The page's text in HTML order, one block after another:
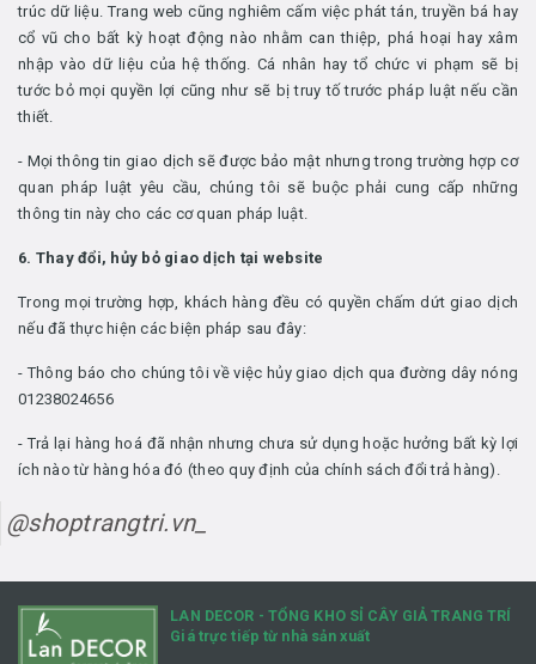
trúc dữ liệu. Trang web cũng nghiêm cấm việc phát tán, truyền bá hay
cổ vũ cho bất kỳ hoạt động nào nhằm can thiệp, phá hoại hay xâm
nhập vào dữ liệu của hệ thống. Cá nhân hay tổ chức vi phạm sẽ bị
tước bỏ mọi quyền lợi cũng như sẽ bị truy tố trước pháp luật nếu cần
thiết.
- Mọi thông tin giao dịch sẽ được bảo mật nhưng trong trường hợp cơ
quan pháp luật yêu cầu, chúng tôi sẽ buộc phải cung cấp những
thông tin này cho các cơ quan pháp luật.
6. Thay đổi, hủy bỏ giao dịch tại website
Trong mọi trường hợp, khách hàng đều có quyền chấm dứt giao dịch
nếu đã thực hiện các biện pháp sau đây:
- Thông báo cho chúng tôi về việc hủy giao dịch qua đường dây nóng
01238024656
- Trả lại hàng hoá đã nhận nhưng chưa sử dụng hoặc hưởng bất kỳ lợi
ích nào từ hàng hóa đó (theo quy định của chính sách đổi trả hàng).
@shoptrangtri.vn_
LAN DECOR - TỔNG KHO SỈ CÂY GIẢ TRANG TRÍ
Giá trực tiếp từ nhà sản xuất